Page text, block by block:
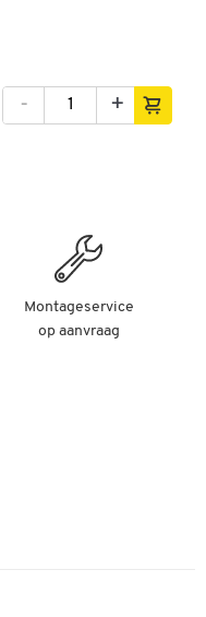
- +
Montageservice
op aanvraag